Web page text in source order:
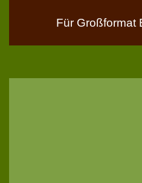
Für Großformat